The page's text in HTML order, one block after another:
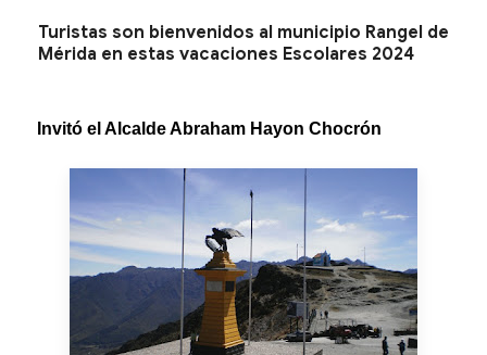
Turistas son bienvenidos al municipio Rangel de
Mérida en estas vacaciones Escolares 2024
Invitó el Alcalde Abraham Hayon Chocrón